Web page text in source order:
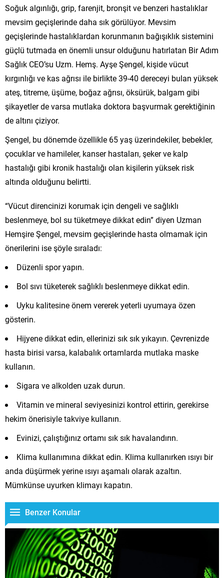
Soğuk algınlığı, grip, farenjit, bronşit ve benzeri hastalıklar
mevsim geçişlerinde daha sık görülüyor. Mevsim
geçişlerinde hastalıklardan korunmanın bağışıklık sistemini
güçlü tutmada en önemli unsur olduğunu hatırlatan Bir Adım
Sağlık CEO’su Uzm. Hemş. Ayşe Şengel, kişide vücut
kırgınlığı ve kas ağrısı ile birlikte 39-40 dereceyi bulan yüksek
ateş, titreme, üşüme, boğaz ağrısı, öksürük, balgam gibi
şikayetler de varsa mutlaka doktora başvurmak gerektiğinin
de altını çiziyor.
Şengel, bu dönemde özellikle 65 yaş üzerindekiler, bebekler,
çocuklar ve hamileler, kanser hastaları, şeker ve kalp
hastalığı gibi kronik hastalığı olan kişilerin yüksek risk
altında olduğunu belirtti.
“Vücut direncinizi korumak için dengeli ve sağlıklı
beslenmeye, bol su tüketmeye dikkat edin” diyen Uzman
Hemşire Şengel, mevsim geçişlerinde hasta olmamak için
önerilerini ise şöyle sıraladı:
Düzenli spor yapın.
Bol sıvı tüketerek sağlıklı beslenmeye dikkat edin.
Uyku kalitesine önem vererek yeterli uyumaya özen
gösterin.
Hijyene dikkat edin, ellerinizi sık sık yıkayın. Çevrenizde
hasta birisi varsa, kalabalık ortamlarda mutlaka maske
kullanın.
Sigara ve alkolden uzak durun.
Vitamin ve mineral seviyesinizi kontrol ettirin, gerekirse
hekim önerisiyle takviye kullanın.
Evinizi, çalıştığınız ortamı sık sık havalandırın.
Klima kullanımına dikkat edin. Klima kullanırken ısıyı bir
anda düşürmek yerine ısıyı aşamalı olarak azaltın.
Mümkünse uyurken klimayı kapatın.
Benzer Konular